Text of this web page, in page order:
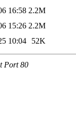
16:58 2.2M
15:26 2.2M
10:04 52K
Port 80